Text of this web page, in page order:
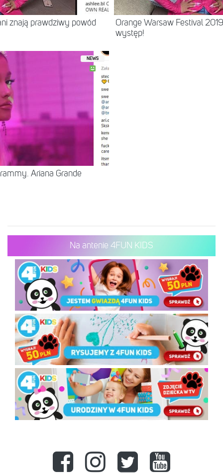
znają prawdziwy powód
Orange Warsaw Festival
występ!
NEWS
Ariana Grande
Na antenie 4FUN KIDS